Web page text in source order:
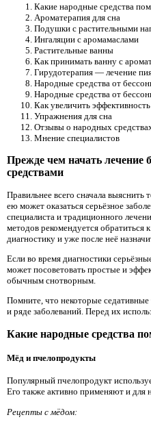
Какие народные средства
Ароматерапия для сна
Подушки с растительными
Ингаляции с аромамаслами
Растительные ванны
Как принимать ванну с
Гирудотерапия — лечение
Народные средства от
Народные средства от
Как увеличить
Упражнения для сна
Отзывы о народных
Мнение специалистов
Прежде чем начать лечение
средствами
Правильнее всего сначала
ею может оказаться серьёзное
специалиста и традиционного
методов рекомендуется обратиться
диагностику и уже после неё
Если во время диагностики
может посоветовать простые и
обычным снотворным.
Помните, что некоторые
и ряде заболеваний. Перед их
Какие народные средства
Мёд и пчелопродукты
Популярный пчелопродукт
Его также активно применяют и для
Рецепты с мёдом: